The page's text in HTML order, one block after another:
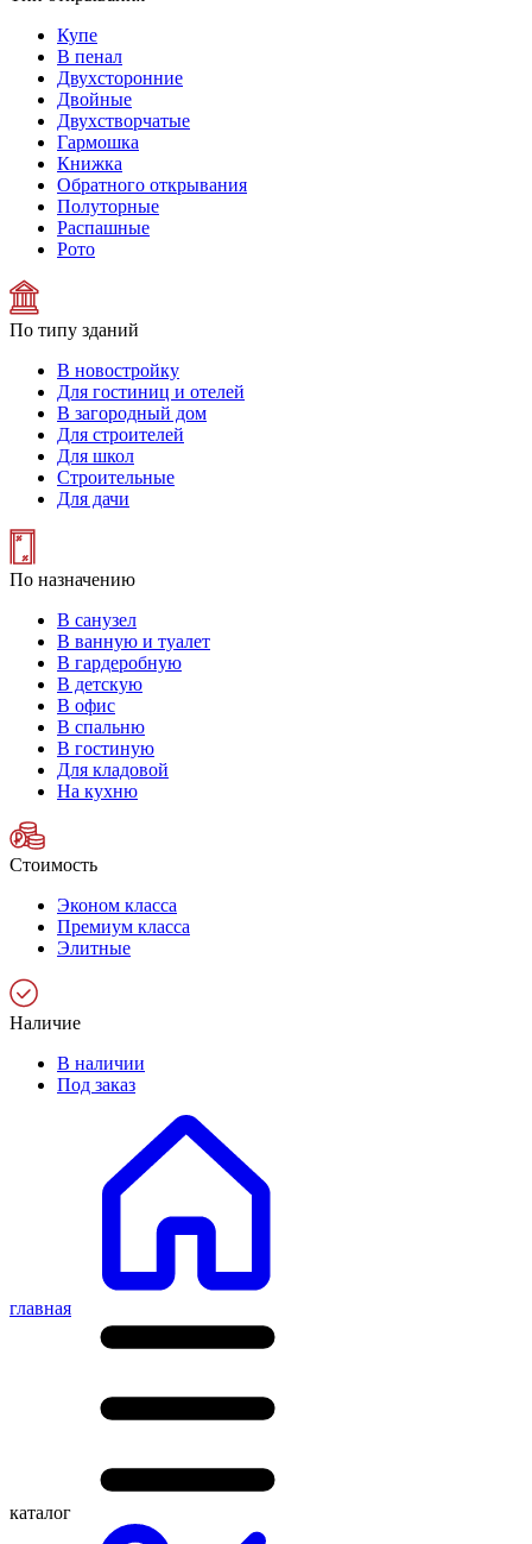
Купе
В пенал
Двухсторонние
Двойные
Двухстворчатые
Гармошка
Книжка
Обратного открывания
Полуторные
Распашные
Рото
По типу зданий
В новостройку
Для гостиниц и отелей
В загородный дом
Для строителей
Для школ
Строительные
Для дачи
По назначению
В санузел
В ванную и туалет
В гардеробную
В детскую
В офис
В спальню
В гостиную
Для кладовой
На кухню
Стоимость
Эконом класса
Премиум класса
Элитные
Наличие
В наличии
Под заказ
главная
каталог